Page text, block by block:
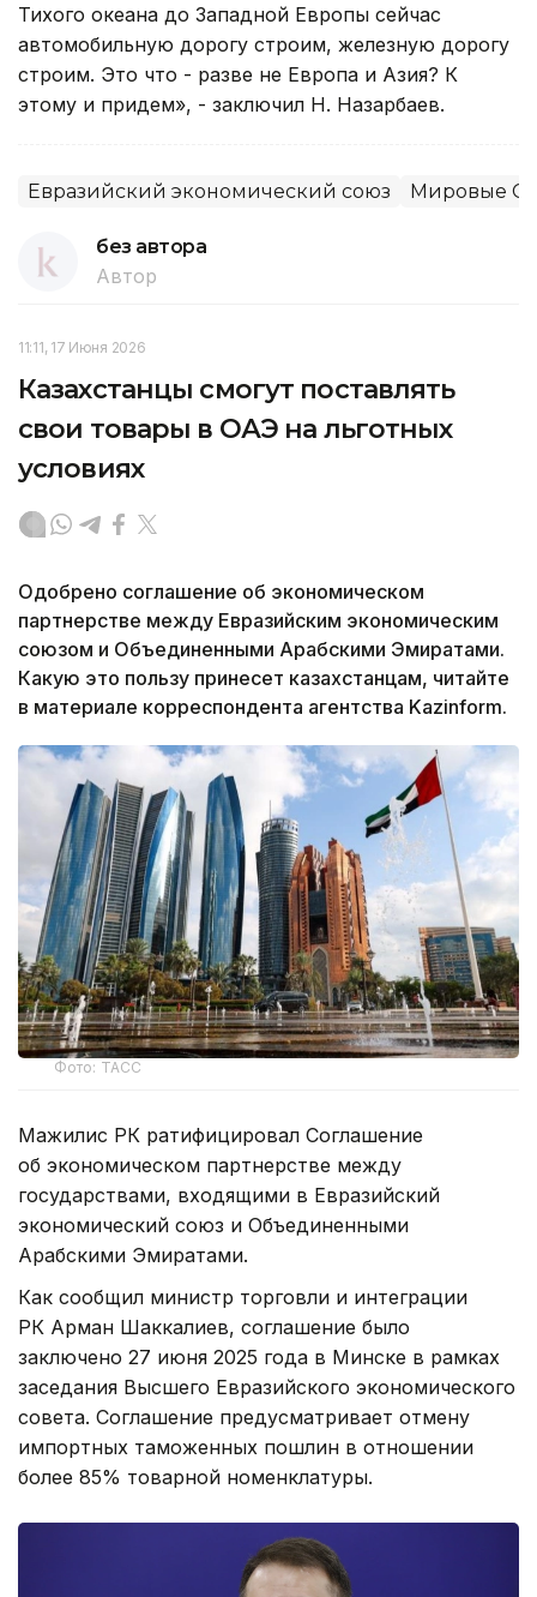
Тихого океана до Западной Европы сейчас
автомобильную дорогу строим, железную дорогу
строим. Это что - разве не Европа и Азия? К
этому и придем», - заключил Н. Назарбаев.
Евразийский экономический союз Мировые
без автора
Автор
11:11, 17 Июня 2026
Казахстанцы смогут поставлять
свои товары в ОАЭ на льготных
условиях
Одобрено соглашение об экономическом
партнерстве между Евразийским экономическим
союзом и Объединенными Арабскими Эмиратами.
Какую это пользу принесет казахстанцам, читайте
в материале корреспондента агентства Kazinform.
Фото: ТАСС
Мажилис РК ратифицировал Соглашение
об экономическом партнерстве между
государствами, входящими в Евразийский
экономический союз и Объединенными
Арабскими Эмиратами.
Как сообщил министр торговли и интеграции
РК Арман Шаккалиев, соглашение было
заключено 27 июня 2025 года в Минске в рамках
заседания Высшего Евразийского экономического
совета. Соглашение предусматривает отмену
импортных таможенных пошлин в отношении
более 85% товарной номенклатуры.